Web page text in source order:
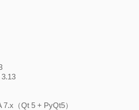
3.13
（Qt 5 + PyQt5）